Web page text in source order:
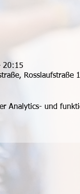
20:15
Rosslaufstraße
Analytics- und